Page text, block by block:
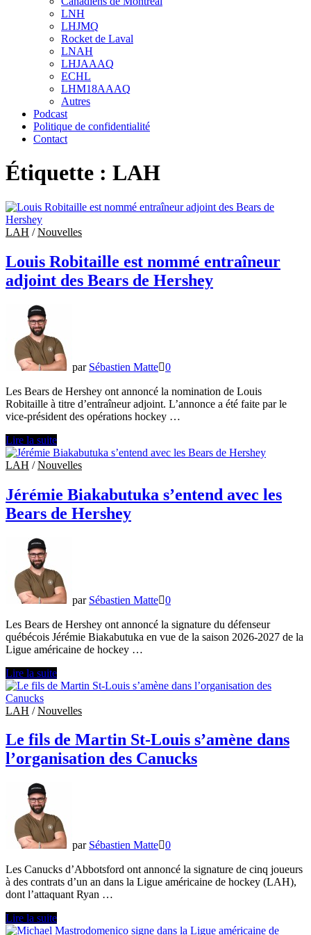
sub
menu
LNH
LHJMQ
Rocket de Laval
LNAH
LHJAAAQ
ECHL
LHM18AAAQ
Autres
Podcast
Politique de confidentialité
Contact
Étiquette : LAH
LAH /Nouvelles
Louis Robitaille est nommé entraîneur
adjoint des Bears de Hershey
par Sébastien Matte 0
Les Bears de Hershey ont annoncé la nomination de Louis
Robitaille à titre d’entraîneur adjoint. L’annonce a été faite par le
vice-président des opérations hockey …
Louis
Robitaille
est
entraîneur
adjoint
des
Hershey
Lire la suite
LAH /Nouvelles
Jérémie Biakabutuka s’entend avec les
Bears de Hershey
par Sébastien Matte 0
Les Bears de Hershey ont annoncé la signature du défenseur
québécois Jérémie Biakabutuka en vue de la saison 2026-2027 de la
Ligue américaine de hockey …
Jérémie
Biakabutuka
s’entend
avec
Bears
de
Hershey
Lire la suite
LAH /Nouvelles
Le fils de Martin St-Louis s’amène dans
l’organisation des Canucks
par Sébastien Matte 0
Les Canucks d’Abbotsford ont annoncé la signature de cinq joueurs
à des contrats d’un an dans la Ligue américaine de hockey (LAH),
dont l’attaquant Ryan …
Le
fils
Lire la suite